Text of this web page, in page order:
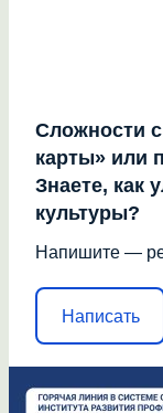
Сложности
карты» или
Знаете, как
культуры?
Напишите —
Написать